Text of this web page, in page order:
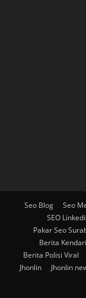
Seo Blog Seo
SEO
Pakar Seo
Berita Kendari
Berita Polisi Viral
Jhonlin
Jhonlin